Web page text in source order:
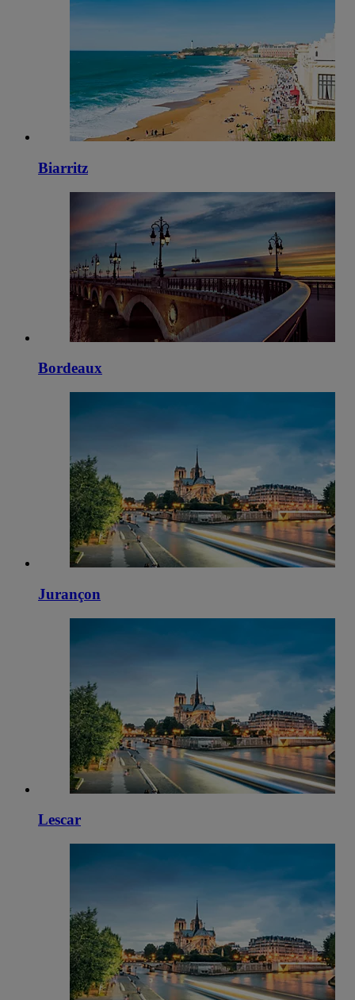
Biarritz
Bordeaux
Jurançon
Lescar